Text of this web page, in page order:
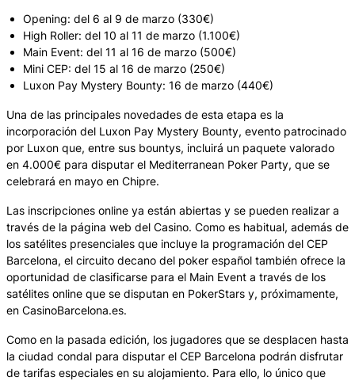
Opening: del 6 al 9 de marzo (330€)
High Roller: del 10 al 11 de marzo (1.100€)
Main Event: del 11 al 16 de marzo (500€)
Mini CEP: del 15 al 16 de marzo (250€)
Luxon Pay Mystery Bounty: 16 de marzo (440€)
Una de las principales novedades de esta etapa es la
incorporación del Luxon Pay Mystery Bounty, evento patrocinado
por Luxon que, entre sus bountys, incluirá un paquete valorado
en 4.000€ para disputar el Mediterranean Poker Party, que se
celebrará en mayo en Chipre.
Las inscripciones online ya están abiertas y se pueden realizar a
través de la página web del Casino. Como es habitual, además de
los satélites presenciales que incluye la programación del CEP
Barcelona, el circuito decano del poker español también ofrece la
oportunidad de clasificarse para el Main Event a través de los
satélites online que se disputan en PokerStars y, próximamente,
en CasinoBarcelona.es.
Como en la pasada edición, los jugadores que se desplacen hasta
la ciudad condal para disputar el CEP Barcelona podrán disfrutar
de tarifas especiales en su alojamiento. Para ello, lo único que